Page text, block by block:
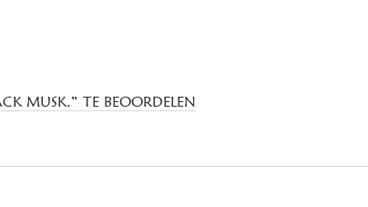
MUSK.” TE BEOORDELEN